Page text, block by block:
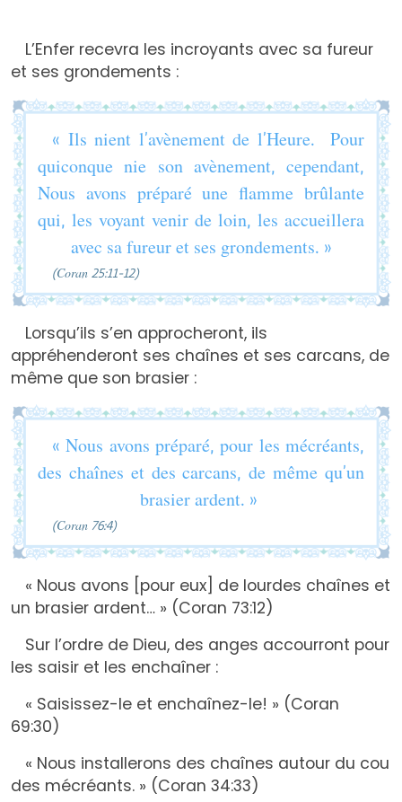
L’Enfer recevra les incroyants avec sa fureur
et ses grondements :
« Ils nient l’avènement de l’Heure. Pour
quiconque nie son avènement, cependant,
Nous avons préparé une flamme brûlante
qui, les voyant venir de loin, les accueillera
avec sa fureur et ses grondements. »
(Coran 25:11-12)
Lorsqu’ils s’en approcheront, ils
appréhenderont ses chaînes et ses carcans, de
même que son brasier :
« Nous avons préparé, pour les mécréants,
des chaînes et des carcans, de même qu’un
brasier ardent. »
(Coran 76:4)
« Nous avons [pour eux] de lourdes chaînes et
un brasier ardent… » (Coran 73:12)
Sur l’ordre de Dieu, des anges accourront pour
les saisir et les enchaîner :
« Saisissez-le et enchaînez-le! » (Coran
69:30)
« Nous installerons des chaînes autour du cou
des mécréants. » (Coran 34:33)